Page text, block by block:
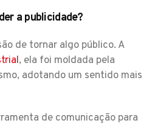
a publicidade?
de tornar algo público. A
, ela foi moldada pela
adotando um sentido mais
de comunicação para